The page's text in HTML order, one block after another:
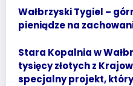
Wałbrzyski Tygiel –
pieniądze na
Stara Kopalnia w
tysięcy złotych z
specjalny projekt,